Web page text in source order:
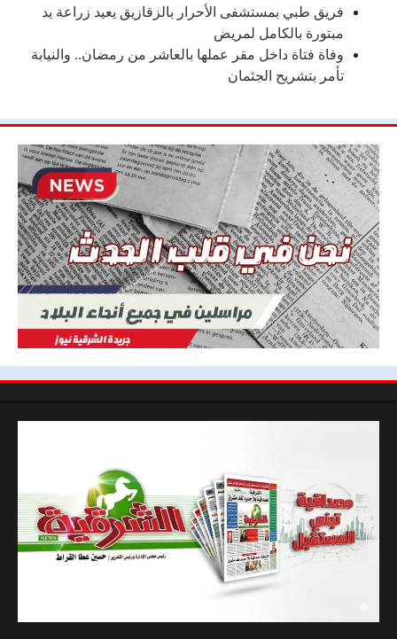
فريق طبي بمستشفى الأحرار بالزقازيق يعيد زراعة يد
مبتورة بالكامل لمريض
وفاة فتاة داخل مقر عملها بالعاشر من رمضان.. والنيابة
تأمر بتشريح الجثمان